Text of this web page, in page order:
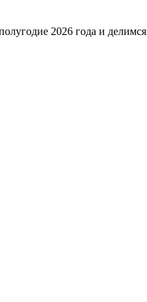
2026 года и делимся